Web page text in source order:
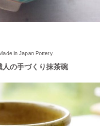
おります♪ みなさまのご来
月16日～30日 CCNet ケー
in Japan Pottery.
の手づくり抹茶碗